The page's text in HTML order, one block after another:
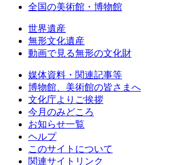
全国の美術館・博物館
世界遺産
無形文化遺産
動画で見る無形の文化財
媒体資料・関連記事等
博物館、美術館の皆さまへ
文化庁よりご挨拶
今月のみどころ
お知らせ一覧
ヘルプ
このサイトについて
関連サイトリンク